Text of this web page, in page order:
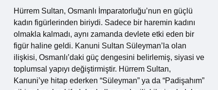
Hürrem Sultan, Osmanlı İmparatorluğu’nun en güçlü
kadın figürlerinden biriydi. Sadece bir haremin kadını
olmakla kalmadı, aynı zamanda devlete etki eden bir
figür haline geldi. Kanuni Sultan Süleyman’la olan
ilişkisi, Osmanlı’daki güç dengesini belirlemiş, siyasi ve
toplumsal yapıyı değiştirmiştir. Hürrem Sultan,
Kanuni’ye hitap ederken “Süleyman” ya da “Padişahım”